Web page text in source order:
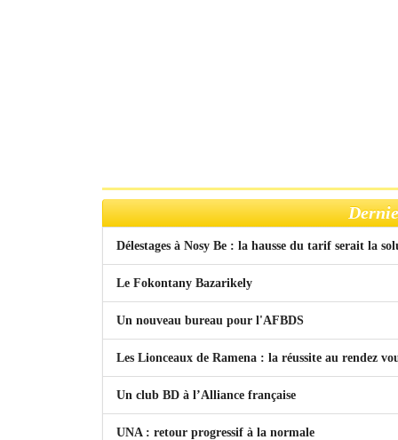
Délestages à Nosy Be : la hausse du tarif serait la
Le Fokontany Bazarikely
Un nouveau bureau pour l'AFBDS
Les Lionceaux de Ramena : la réussite au rendez
Un club BD à l’Alliance française
UNA : retour progressif à la normale